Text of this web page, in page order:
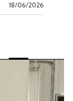
18/06/2026